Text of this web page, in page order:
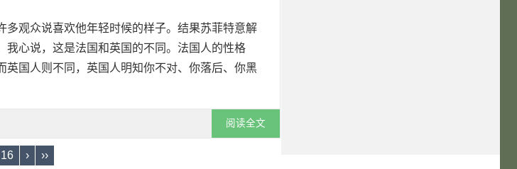
观众说喜欢他年轻时候的样子。结果苏菲特意解
心说，这是法国和英国的不同。法国人的性格
国人则不同，英国人明知你不对、你落后、你黑
阅读全文
16 › ››